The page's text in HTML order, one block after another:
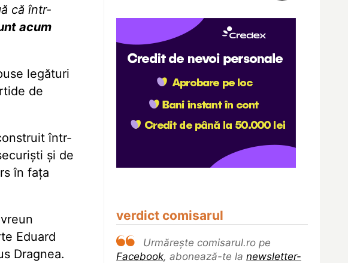
verdict comisarul
Urmărește comisarul.ro pe
Facebook, abonează-te la newsletter-
că într-
acum
legături
de
într-
și de
în fața
Eduard
Dragnea.